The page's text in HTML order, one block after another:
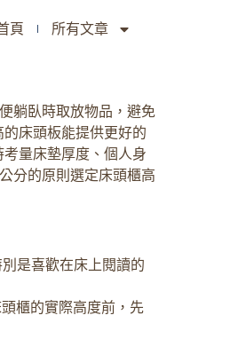
頁 所有文章
躺臥時取放物品，避免
床頭板能提供更好的
量床墊厚度、個人身
分的原則選定床頭櫃高
是喜歡在床上閱讀的
櫃的實際高度前，先